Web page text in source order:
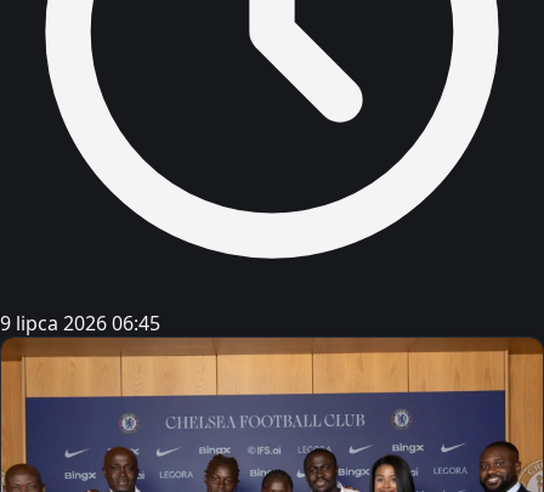
9 lipca 2026 06:45